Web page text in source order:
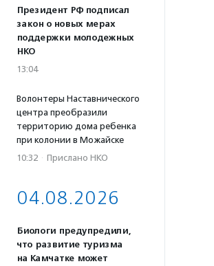
Президент РФ подписал
закон о новых мерах
поддержки молодежных
НКО
13:04
Волонтеры Наставнического
центра преобразили
территорию дома ребенка
при колонии в Можайске
10:32 · Прислано НКО
04.08.2026
Биологи предупредили,
что развитие туризма
на Камчатке может